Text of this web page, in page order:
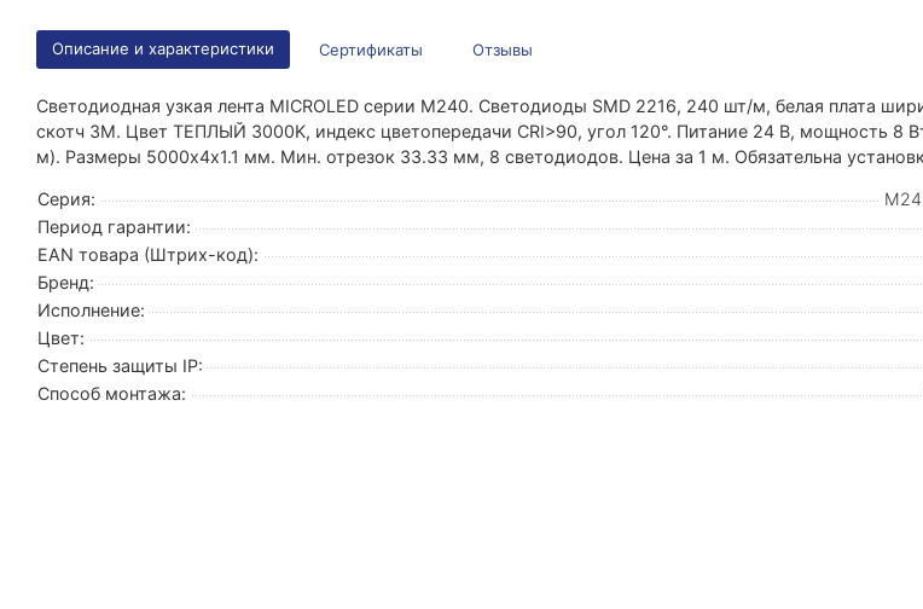
Описание и характеристики Сертификаты Отзывы
Светодиодная узкая лента MICROLED серии M240. Светодиоды SMD 2216, 240 шт/м, белая плата
скотч 3M. Цвет ТЕПЛЫЙ 3000K, индекс цветопередачи CRI>90, угол 120°. Питание 24 В, мощность 8
м). Размеры 5000х4х1.1 мм. Мин. отрезок 33.33 мм, 8 светодиодов. Цена за 1 м. Обязательна
Серия:
Период гарантии:
EAN товара (Штрих-код):
Бренд:
Исполнение:
Цвет:
Степень защиты IP:
Способ монтажа: